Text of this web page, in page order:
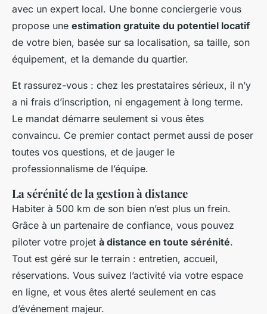
avec un expert local. Une bonne conciergerie vous
propose une estimation gratuite du potentiel locatif
de votre bien, basée sur sa localisation, sa taille, son
équipement, et la demande du quartier.
Et rassurez-vous : chez les prestataires sérieux, il n’y
a ni frais d’inscription, ni engagement à long terme.
Le mandat démarre seulement si vous êtes
convaincu. Ce premier contact permet aussi de poser
toutes vos questions, et de jauger le
professionnalisme de l’équipe.
La sérénité de la gestion à distance
Habiter à 500 km de son bien n’est plus un frein.
Grâce à un partenaire de confiance, vous pouvez
piloter votre projet à distance en toute sérénité.
Tout est géré sur le terrain : entretien, accueil,
réservations. Vous suivez l’activité via votre espace
en ligne, et vous êtes alerté seulement en cas
d’événement majeur.